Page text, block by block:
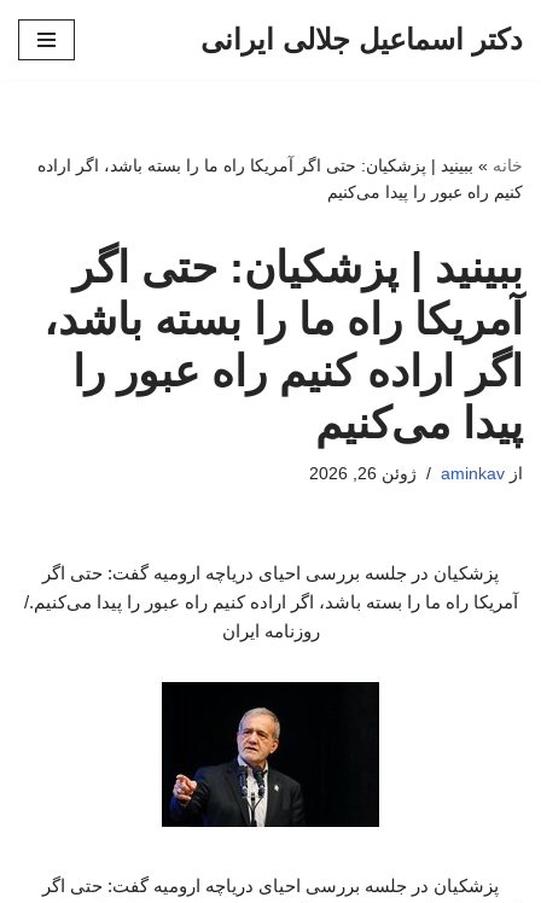
دکتر اسماعیل جلالی ایرانی
خانه » ببینید | پزشکیان: حتی اگر آمریکا راه ما را بسته باشد، اگر اراده
کنیم راه عبور را پیدا می‌کنیم
ببینید | پزشکیان: حتی اگر
آمریکا راه ما را بسته باشد،
اگر اراده کنیم راه عبور را
پیدا می‌کنیم
از aminkav ژوئن 26, 2026
پزشکیان در جلسه بررسی احیای دریاچه ارومیه گفت: حتی اگر
آمریکا راه ما را بسته باشد، اگر اراده کنیم راه عبور را پیدا می‌کنیم./
روزنامه ایران
پزشکیان در جلسه بررسی احیای دریاچه ارومیه گفت: حتی اگر